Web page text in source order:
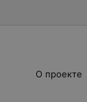
О проекте